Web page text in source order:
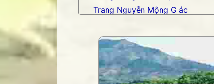
Trang Nguyễn Mộng Giác
Trang Phạm Duy
Trang thơ Hoàng Nguyên Chương
Trang thơ Thụy Du
Trang thơ+ Luân Hoán